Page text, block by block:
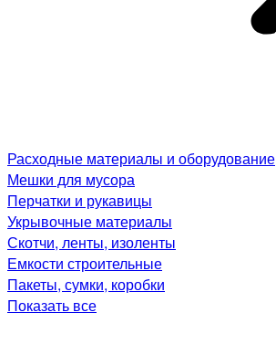
Расходные материалы и оборудование
Мешки для мусора
Перчатки и рукавицы
Укрывочные материалы
Скотчи, ленты, изоленты
Емкости строительные
Пакеты, сумки, коробки
Показать все